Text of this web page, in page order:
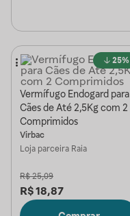
25%
Vermífugo Endogard para
Cães de Até 2,5Kg com 2
Comprimidos
Virbac
Loja parceira Raia
R$ 25,09
R$18,87